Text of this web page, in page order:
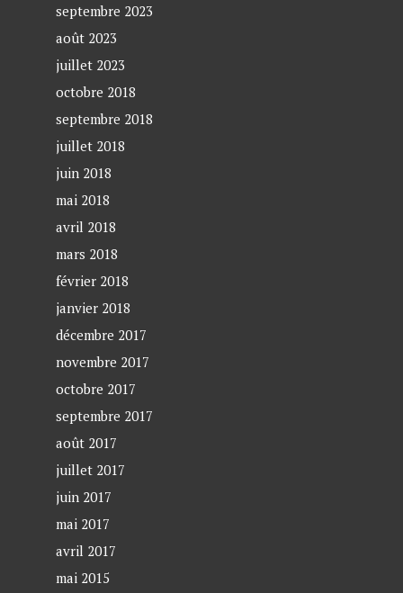
septembre 2023
août 2023
juillet 2023
octobre 2018
septembre 2018
juillet 2018
juin 2018
mai 2018
avril 2018
mars 2018
février 2018
janvier 2018
décembre 2017
novembre 2017
octobre 2017
septembre 2017
août 2017
juillet 2017
juin 2017
mai 2017
avril 2017
mai 2015